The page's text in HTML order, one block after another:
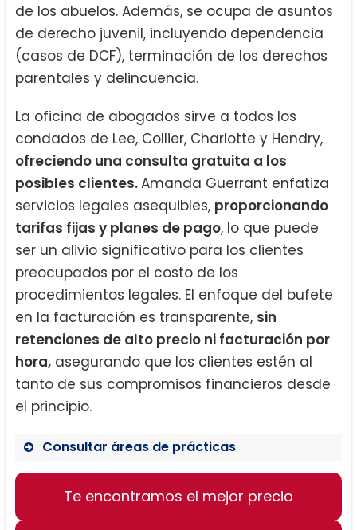
de los abuelos. Además, se ocupa de asuntos
de derecho juvenil, incluyendo dependencia
(casos de DCF), terminación de los derechos
parentales y delincuencia.
La oficina de abogados sirve a todos los
condados de Lee, Collier, Charlotte y Hendry,
ofreciendo una consulta gratuita a los
posibles clientes.Amanda Guerrant enfatiza
servicios legales asequibles, proporcionando
tarifas fijas y planes de pago, lo que puede
ser un alivio significativo para los clientes
preocupados por el costo de los
procedimientos legales. El enfoque del bufete
en la facturación es transparente, sin
retenciones de alto precio ni facturación por
hora, asegurando que los clientes estén al
tanto de sus compromisos financieros desde
el principio.
Consultar áreas de prácticas
Divorcio
Te encontramos el mejor precio